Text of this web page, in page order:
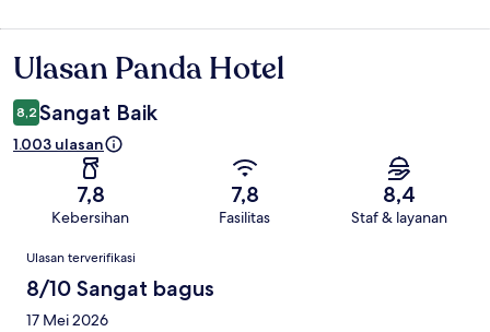
Ulasan
Ulasan Panda Hotel
8,2 Sangat Baik
1.003 ulasan
7,8
Kebersihan
7,8
Fasilitas
8,4
Staf & layanan
Ulasan
Ulasan terverifikasi
8/10 Sangat bagus
17 Mei 2026